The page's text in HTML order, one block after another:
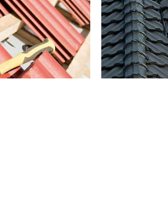
permet de garantir la